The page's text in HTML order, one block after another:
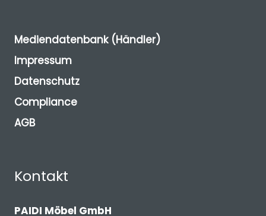
Mediendatenbank (Händler)
Impressum
Datenschutz
Compliance
AGB
Kontakt
PAIDI Möbel GmbH